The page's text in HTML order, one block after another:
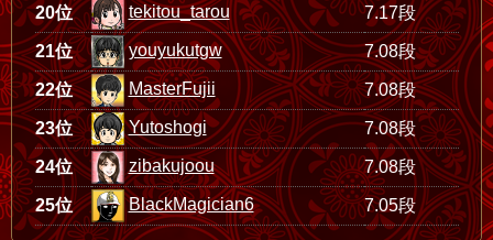
20位 tekitou_tarou 7.17段
21位 youyukutgw 7.08段
22位 MasterFujii 7.08段
23位 Yutoshogi 7.08段
24位 zibakujoou 7.08段
25位 BlackMagician6 7.05段